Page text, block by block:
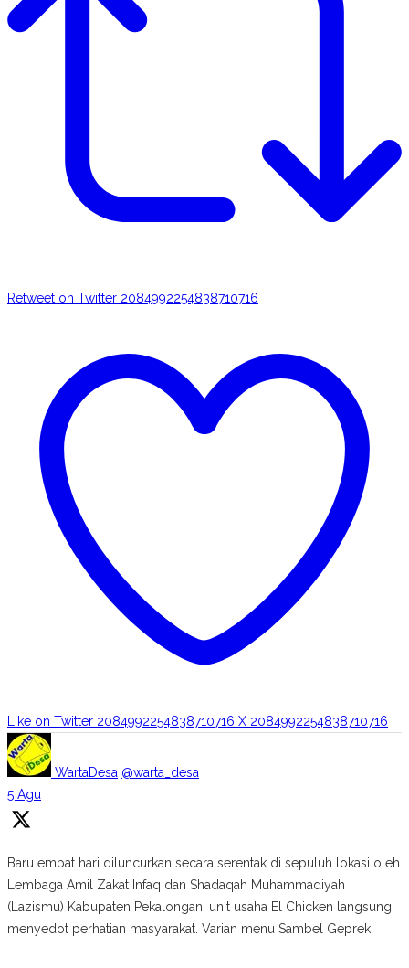
Retweet on Twitter 2084992254838710716
Like on Twitter 2084992254838710716 X 2084992254838710716
WartaDesa @warta_desa ·
5 Agu
Baru empat hari diluncurkan secara serentak di sepuluh lokasi oleh
Lembaga Amil Zakat Infaq dan Shadaqah Muhammadiyah
(Lazismu) Kabupaten Pekalongan, unit usaha El Chicken langsung
menyedot perhatian masyarakat. Varian menu Sambel Geprek